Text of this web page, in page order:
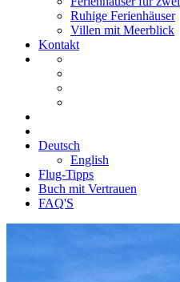
Ruhige Ferienhäuser
Villen mit Meerblick
Kontakt
Deutsch
English
Flug-Tipps
Buch mit Vertrauen
FAQ'S